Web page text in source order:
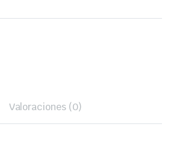
Valoraciones (0)